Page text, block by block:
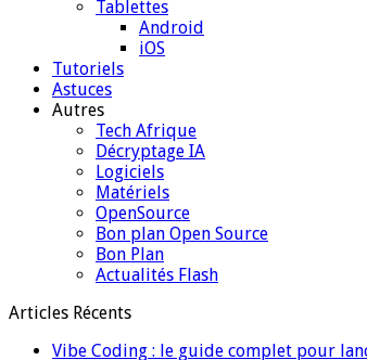
Tablettes
Android
iOS
Tutoriels
Astuces
Autres
Tech Afrique
Décryptage IA
Logiciels
Matériels
OpenSource
Bon plan Open Source
Bon Plan
Actualités Flash
Articles Récents
Vibe Coding : le guide complet pour